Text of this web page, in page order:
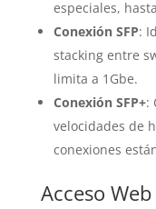
especiales,
Conexión SFP:
stacking entre
limita a 1Gbe.
Conexión SFP+:
velocidades de
conexiones
Acceso